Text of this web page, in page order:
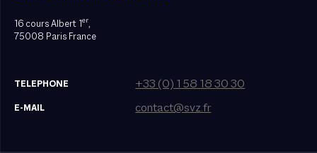
16 cours Albert 1er,
75008 Paris France
TELEPHONE +33 (0) 1 58 18 30 30
E-MAIL contact@svz.fr